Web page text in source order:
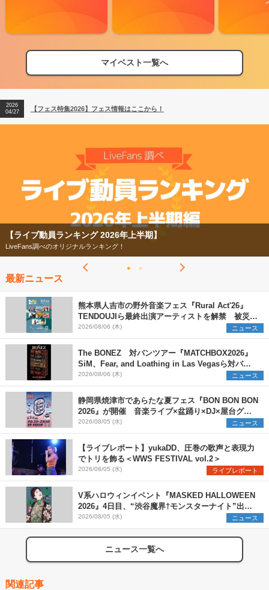
マイベスト一覧へ
【フェス特集2026】フェス情報はここから！
【ライブ動員ランキング】2026年上半期編発表！
2026
04/27
【フェス特集2026】フェス情報はここから！
2026
【ライブ動員ランキング 2026年上半期】
LiveFans調べのオリジナルランキング！
最新ニュース
熊本県人吉市の野外音楽フェス『Rural Act'26』
TENDOUJIら最終出演アーティストを解禁 被災地
支援プロジェクトの始動も発表
2026/08/06 (木) ニュース
The BONEZ 対バンツアー『MATCHBOX2026』
SiM、Fear, and Loathing in Las Vegasら対バン
アーティストを一斉解禁
2026/08/06 (木) ニュース
静岡県焼津市であらたな夏フェス『BON BON BON
2026』が開催 音楽ライブ×盆踊り×DJ×屋台グル
メ×ランタンナイトで彩る2日間
2026/08/05 (水) ニュース
【ライブレポート】yukaDD、圧巻の歌声と表現力
でトリを飾る＜WWS FESTIVAL vol.2＞
2026/08/05 (水) ライブレポート
V系ハロウィンイベント『MASKED HALLOWEEN
2026』4日目、“渋谷魔界†モンスターナイト”出演6
組を発表
2026/08/05 (水) ニュース
ニュース一覧へ
関連記事